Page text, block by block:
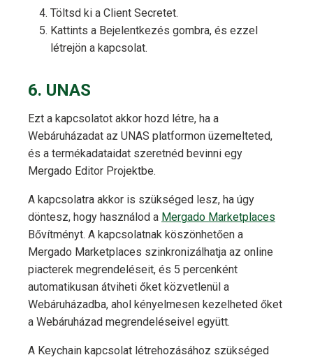
Töltsd ki a Client Secretet.
Kattints a Bejelentkezés gombra, és ezzel
létrejön a kapcsolat.
6. UNAS
Ezt a kapcsolatot akkor hozd létre, ha a
Webáruházadat az UNAS platformon üzemelteted,
és a termékadataidat szeretnéd bevinni egy
Mergado Editor Projektbe.
A kapcsolatra akkor is szükséged lesz, ha úgy
döntesz, hogy használod a Mergado Marketplaces
Bővítményt. A kapcsolatnak köszönhetően a
Mergado Marketplaces szinkronizálhatja az online
piacterek megrendeléseit, és 5 percenként
automatikusan átviheti őket közvetlenül a
Webáruházadba, ahol kényelmesen kezelheted őket
a Webáruházad megrendeléseivel együtt.
A Keychain kapcsolat létrehozásához szükséged